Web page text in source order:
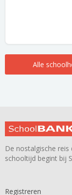
Alle
De nostalgische
schooltijd begint bij
Registreren